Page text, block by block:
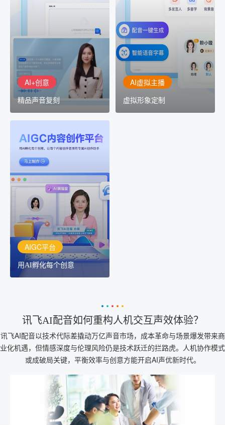
AI+创意
精品声音复刻
精品声音复刻
AI+创意：AIGC 能力集中
展示窗口，体验 AIGC 给
生活和生产带来的改变
AI虚拟主播
虚拟形象定制
讯飞智作：让每一个内容
创作者高效生产灵活定制
AIGC平台
用AI孵化每个创意
AIGC平台
用AI孵化每个创意
讯飞AIGC平台：让每个创
作者都拥有自己的专注AI
创作助手
讯飞AI配音如何重构人机交互声效体验？
讯飞AI配音以技术代际差撬动万亿声音市场，成本革命与场景爆发带来商
业化机遇，但情感深度与伦理风险仍是技术跃迁的拦路虎。人机协作模式
或成破局关键，平衡效率与创意方能开启AI声优新时代。